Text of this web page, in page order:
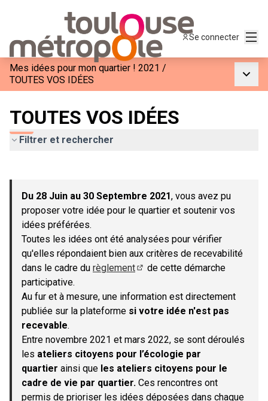
Se connecter
Mes idées pour mon quartier ! 2021 /
TOUTES VOS IDÉES
TOUTES VOS IDÉES
Filtrer et rechercher
−
Du 28 Juin au 30 Septembre 2021, vous avez pu
proposer votre idée pour le quartier et soutenir vos
idées préférées.
Toutes les idées ont été analysées pour vérifier
qu'elles répondaient bien aux critères de recevabilité
dans le cadre du règlement
de cette démarche
participative.
Au fur et à mesure, une information est directement
publiée sur la plateforme si votre idée n'est pas
recevable.
Entre novembre 2021 et mars 2022, se sont déroulés
les ateliers citoyens pour l’écologie par
quartier ainsi que les ateliers citoyens pour le
cadre de vie par quartier. Ces rencontres ont
permis de prioriser les idées déposées dans chaque